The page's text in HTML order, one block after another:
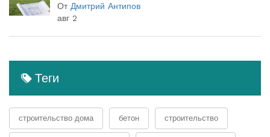
От Дмитрий Антипов
авг 2
Теги
строительство дома бетон строительство